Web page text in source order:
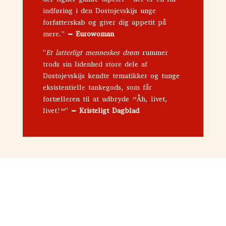
indføring i den Dostojevskijs unge
forfatterskab og giver dig appetit på
mere." – Eurowoman
"Et latterligt menneskes drømrummer
trods sin lidenhed store dele af
Dostojevskijs kendte tematikker og tunge
eksistentielle tankegods, som får
fortælleren til at udbryde ”Åh, livet,
livet!”" – Kristeligt Dagblad